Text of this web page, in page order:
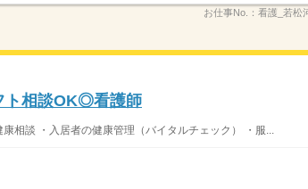
お仕事No.： 看護_若松
ト相談OK◎看護師
相談 ・入居者の健康管理（バイタルチェック） ・服...